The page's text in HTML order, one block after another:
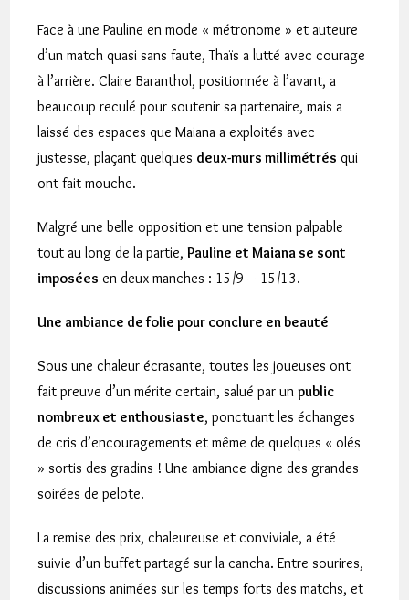
Face à une Pauline en mode « métronome » et auteure
d’un match quasi sans faute, Thaïs a lutté avec courage
à l’arrière. Claire Baranthol, positionnée à l’avant, a
beaucoup reculé pour soutenir sa partenaire, mais a
laissé des espaces que Maiana a exploités avec
justesse, plaçant quelques deux-murs millimétrés qui
ont fait mouche.
Malgré une belle opposition et une tension palpable
tout au long de la partie,Pauline et Maiana se sont
imposées en deux manches : 15/9 – 15/13.
Une ambiance de folie pour conclure en beauté
Sous une chaleur écrasante, toutes les joueuses ont
fait preuve d’un mérite certain, salué par unpublic
nombreux et enthousiaste, ponctuant les échanges
de cris d’encouragements et même de quelques « olés
» sortis des gradins ! Une ambiance digne des grandes
soirées de pelote.
La remise des prix, chaleureuse et conviviale, a été
suivie d’un buffet partagé sur la cancha. Entre sourires,
discussions animées sur les temps forts des matchs, et